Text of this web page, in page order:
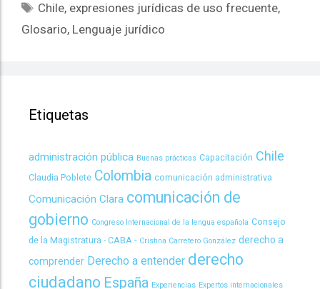
Chile, expresiones jurídicas de uso frecuente,
Glosario, Lenguaje jurídico
Etiquetas
administración pública Buenas prácticas Capacitación Chile
Claudia Poblete Colombia comunicación administrativa
Comunicación Clara comunicación de
gobierno Congreso Internacional de la lengua española Consejo
de la Magistratura - CABA - Cristina Carretero González derecho a
comprender Derecho a entender derecho
ciudadano España Experiencias Expertos internacionales